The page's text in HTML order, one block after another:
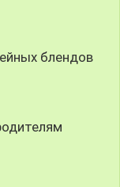
блендов